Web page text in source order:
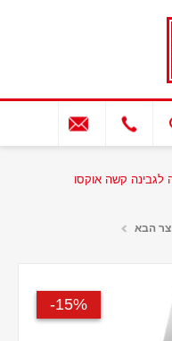
לגבינה קשה אוקסו
הבא
15%-